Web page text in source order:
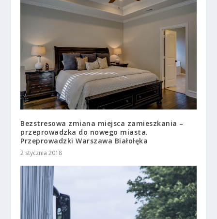
Bezstresowa zmiana miejsca zamieszkania –
przeprowadzka do nowego miasta.
Przeprowadzki Warszawa Białołęka
2 stycznia 2018